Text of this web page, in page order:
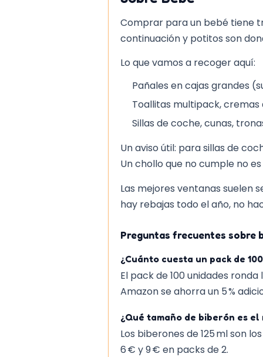
Comprar para un bebé tiene
continuación y potitos son
Lo que vamos a recoger aquí:
Pañales en cajas grandes
Toallitas multipack, cremas
Sillas de coche, cunas,
Un aviso útil: para sillas de
Un chollo que no cumple no
Las mejores ventanas suelen
hay rebajas todo el año, no
Preguntas frecuentes sobre
¿Cuánto cuesta un pack de
El pack de 100 unidades
Amazon se ahorra un 5 %
¿Qué tamaño de biberón es
Los biberones de 125 ml son
6 € y 9 € en packs de 2.